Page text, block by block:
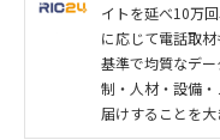
イトを延べ10万
に応じて電話取
基準で均質なデ
制・人材・設備
届けすることを大